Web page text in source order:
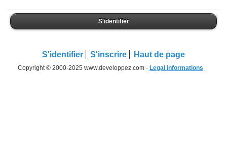
S'identifier
S'identifier S'inscrire Haut de page
Copyright © 2000-2025 www.developpez.com - Legal informations